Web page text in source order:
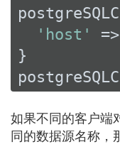
'host'
=>
}
如果不同的客户端
同的数据源名称，